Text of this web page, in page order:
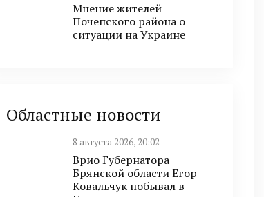
Мнение жителей
Почепского района о
ситуации на Украине
Областные новости
8 августа 2026, 20:02
Врио Губернатора
Брянской области Егор
Ковальчук побывал в